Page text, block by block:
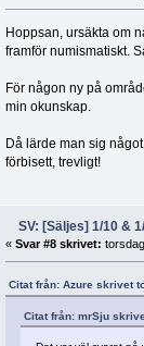
Hoppsan, ursäkta om
framför numismatiskt.
För någon ny på
min okunskap.
Då lärde man sig
förbisett, trevligt!
SV: [Säljes] 1/10 &
« Svar #8 skrivet:
Citat från: Azure skrivet
Citat från: mrSju